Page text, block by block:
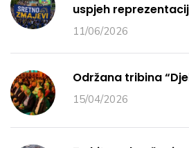
uspjeh
11/06/2026
Održana tribina
15/04/2026